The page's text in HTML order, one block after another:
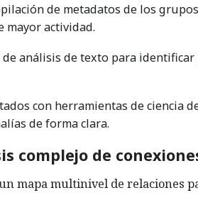
de metadatos de los
mayor actividad.
análisis de texto para
con herramientas de ciencia
de forma clara.
complejo de
mapa multinivel de relaciones